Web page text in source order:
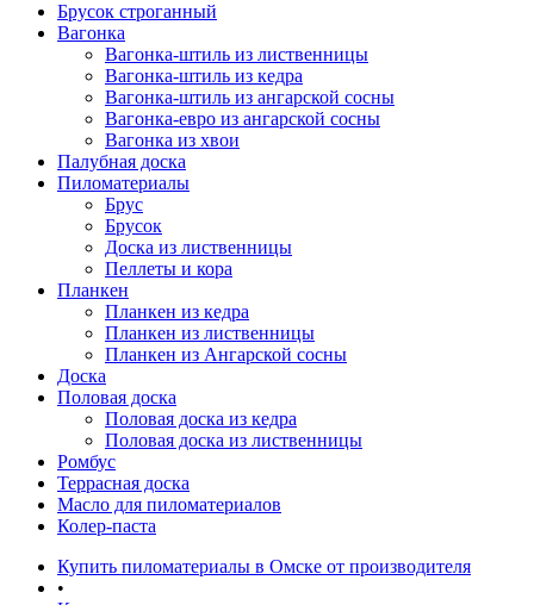
Брусок строганный
Вагонка
Вагонка-штиль из лиственницы
Вагонка-штиль из кедра
Вагонка-штиль из ангарской сосны
Вагонка-евро из ангарской сосны
Вагонка из хвои
Палубная доска
Пиломатериалы
Брус
Брусок
Доска из лиственницы
Пеллеты и кора
Планкен
Планкен из кедра
Планкен из лиственницы
Планкен из Ангарской сосны
Доска
Половая доска
Половая доска из кедра
Половая доска из лиственницы
Ромбус
Террасная доска
Масло для пиломатериалов
Колер-паста
Купить пиломатериалы в Омске от производителя
•